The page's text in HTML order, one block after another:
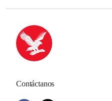
Contáctanos